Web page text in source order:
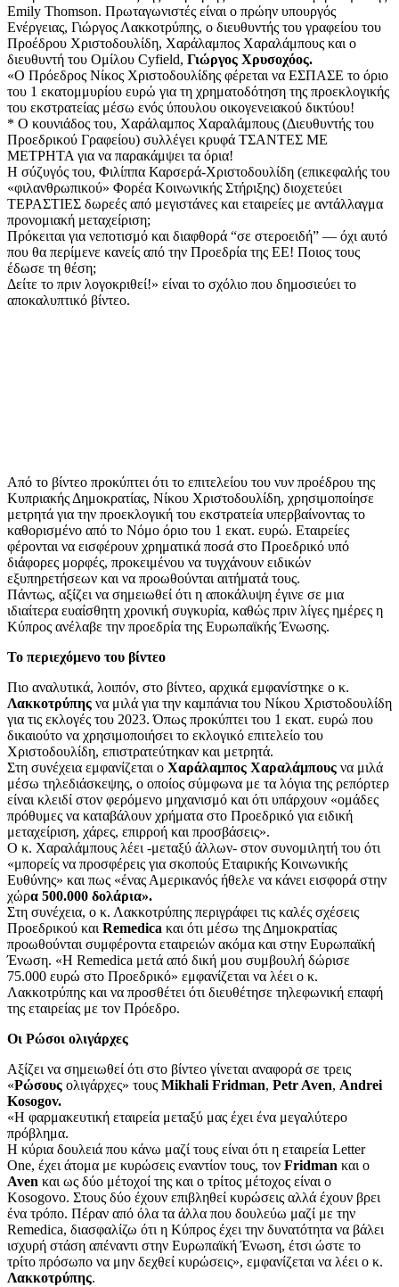
Emily Thomson. Πρωταγωνιστές είναι ο πρώην υπουργός
Ενέργειας, Γιώργος Λακκοτρύπης, ο διευθυντής του γραφείου του
Προέδρου Χριστοδουλίδη, Χαράλαμπος Χαραλάμπους και ο
διευθυντή του Ομίλου Cyfield, Γιώργος Χρυσοχόος.
«Ο Πρόεδρος Νίκος Χριστοδουλίδης φέρεται να ΕΣΠΑΣΕ το όριο
του 1 εκατομμυρίου ευρώ για τη χρηματοδότηση της προεκλογικής
του εκστρατείας μέσω ενός ύπουλου οικογενειακού δικτύου!
* Ο κουνιάδος του, Χαράλαμπος Χαραλάμπους (Διευθυντής του
Προεδρικού Γραφείου) συλλέγει κρυφά ΤΣΑΝΤΕΣ ΜΕ
ΜΕΤΡΗΤΑ για να παρακάμψει τα όρια!
Η σύζυγός του, Φιλίππα Καρσερά-Χριστοδουλίδη (επικεφαλής του
«φιλανθρωπικού» Φορέα Κοινωνικής Στήριξης) διοχετεύει
ΤΕΡΑΣΤΙΕΣ δωρεές από μεγιστάνες και εταιρείες με αντάλλαγμα
προνομιακή μεταχείριση;
Πρόκειται για νεποτισμό και διαφθορά “σε στεροειδή” — όχι αυτό
που θα περίμενε κανείς από την Προεδρία της ΕΕ! Ποιος τους
έδωσε τη θέση;
Δείτε το πριν λογοκριθεί!» είναι το σχόλιο που δημοσιεύει το
αποκαλυπτικό βίντεο.
Από το βίντεο προκύπτει ότι το επιτελείου του νυν προέδρου της
Κυπριακής Δημοκρατίας, Νίκου Χριστοδουλίδη, χρησιμοποίησε
μετρητά για την προεκλογική του εκστρατεία υπερβαίνοντας το
καθορισμένο από το Νόμο όριο του 1 εκατ. ευρώ. Εταιρείες
φέρονται να εισφέρουν χρηματικά ποσά στο Προεδρικό υπό
διάφορες μορφές, προκειμένου να τυγχάνουν ειδικών
εξυπηρετήσεων και να προωθούνται αιτήματά τους.
Πάντως, αξίζει να σημειωθεί ότι η αποκάλυψη έγινε σε μια
ιδιαίτερα ευαίσθητη χρονική συγκυρία, καθώς πριν λίγες ημέρες η
Κύπρος ανέλαβε την προεδρία της Ευρωπαϊκής Ένωσης.
Το περιεχόμενο του βίντεο
Πιο αναλυτικά, λοιπόν, στο βίντεο, αρχικά εμφανίστηκε ο κ.
Λακκοτρύπης να μιλά για την καμπάνια του Νίκου Χριστοδουλίδη
για τις εκλογές του 2023. Όπως προκύπτει του 1 εκατ. ευρώ που
δικαιούτο να χρησιμοποιήσει το εκλογικό επιτελείο του
Χριστοδουλίδη, επιστρατεύτηκαν και μετρητά.
Στη συνέχεια εμφανίζεται ο Χαράλαμπος Χαραλάμπους να μιλά
μέσω τηλεδιάσκεψης, ο οποίος σύμφωνα με τα λόγια της ρεπόρτερ
είναι κλειδί στον φερόμενο μηχανισμό και ότι υπάρχουν «ομάδες
πρόθυμες να καταβάλουν χρήματα στο Προεδρικό για ειδική
μεταχείριση, χάρες, επιρροή και προσβάσεις».
Ο κ. Χαραλάμπους λέει -μεταξύ άλλων- στον συνομιλητή του ότι
«μπορείς να προσφέρεις για σκοπούς Εταιρικής Κοινωνικής
Ευθύνης» και πως «ένας Αμερικανός ήθελε να κάνει εισφορά στην
χώρα 500.000 δολάρια».
Στη συνέχεια, ο κ. Λακκοτρύπης περιγράφει τις καλές σχέσεις
Προεδρικού και Remedica και ότι μέσω της Δημοκρατίας
προωθούνται συμφέροντα εταιρειών ακόμα και στην Ευρωπαϊκή
Ένωση. «Η Remedica μετά από δική μου συμβουλή δώρισε
75.000 ευρώ στο Προεδρικό» εμφανίζεται να λέει ο κ.
Λακκοτρύπης και να προσθέτει ότι διευθέτησε τηλεφωνική επαφή
της εταιρείας με τον Πρόεδρο.
Οι Ρώσοι ολιγάρχες
Αξίζει να σημειωθεί ότι στο βίντεο γίνεται αναφορά σε τρεις
«Ρώσους ολιγάρχες» τους Mikhali Fridman, Petr Aven, Andrei
Kosogov.
«Η φαρμακευτική εταιρεία μεταξύ μας έχει ένα μεγαλύτερο
πρόβλημα.
Η κύρια δουλειά που κάνω μαζί τους είναι ότι η εταιρεία Letter
One, έχει άτομα με κυρώσεις εναντίον τους, τον Fridman και ο
Aven και ως δύο μέτοχοί της και ο τρίτος μέτοχος είναι ο
Kosogovo. Στους δύο έχουν επιβληθεί κυρώσεις αλλά έχουν βρει
ένα τρόπο. Πέραν από όλα τα άλλα που δουλεύω μαζί με την
Remedica, διασφαλίζω ότι η Κύπρος έχει την δυνατότητα να βάλει
ισχυρή στάση απέναντι στην Ευρωπαϊκή Ένωση, έτσι ώστε το
τρίτο πρόσωπο να μην δεχθεί κυρώσεις», εμφανίζεται να λέει ο κ.
Λακκοτρύπης.